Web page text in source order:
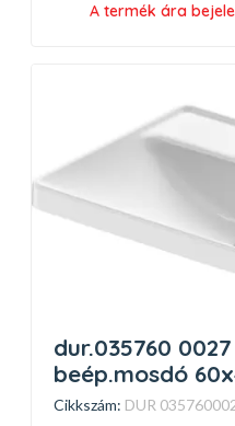
A termék ára
dur.035760
beép.mosdó
Cikkszám: DUR